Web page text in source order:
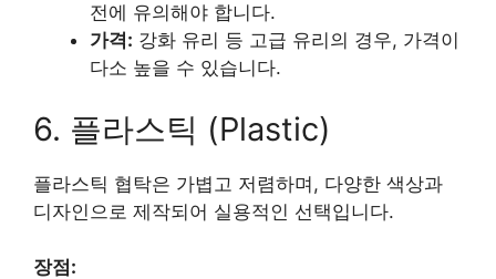
전에 유의해야 합니다.
가격: 강화 유리 등 고급 유리의 경우, 가격이
다소 높을 수 있습니다.
6. 플라스틱 (Plastic)
플라스틱 협탁은 가볍고 저렴하며, 다양한 색상과
디자인으로 제작되어 실용적인 선택입니다.
장점: